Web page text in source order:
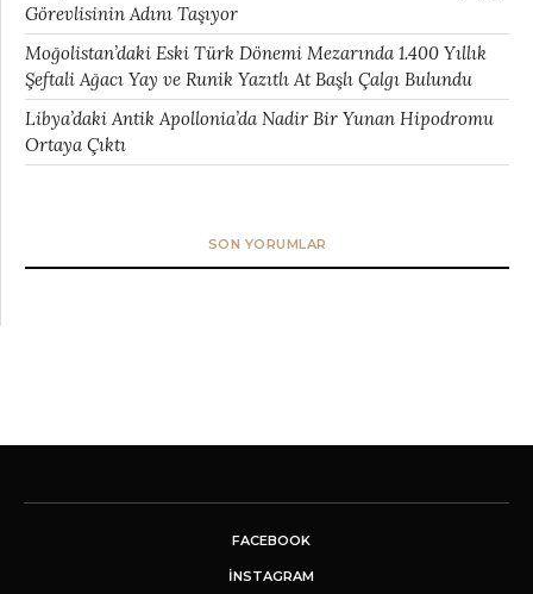
Görevlisinin Adını Taşıyor
Moğolistan’daki Eski Türk Dönemi Mezarında 1.400 Yıllık
Şeftali Ağacı Yay ve Runik Yazıtlı At Başlı Çalgı Bulundu
Libya’daki Antik Apollonia’da Nadir Bir Yunan Hipodromu
Ortaya Çıktı
SON YORUMLAR
FACEBOOK
INSTAGRAM